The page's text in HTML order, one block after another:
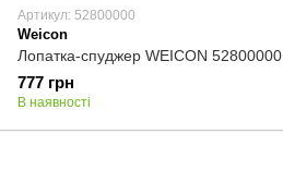
Артикул: 52800000
Weicon
Лопатка-спуджер WEICON 52800000
777 грн
В наявності